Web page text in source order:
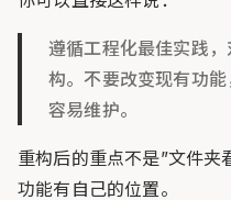
遵循工程化最佳实践
构。不要改变现有功
容易维护。
重构后的重点不是”文件夹
功能有自己的位置。